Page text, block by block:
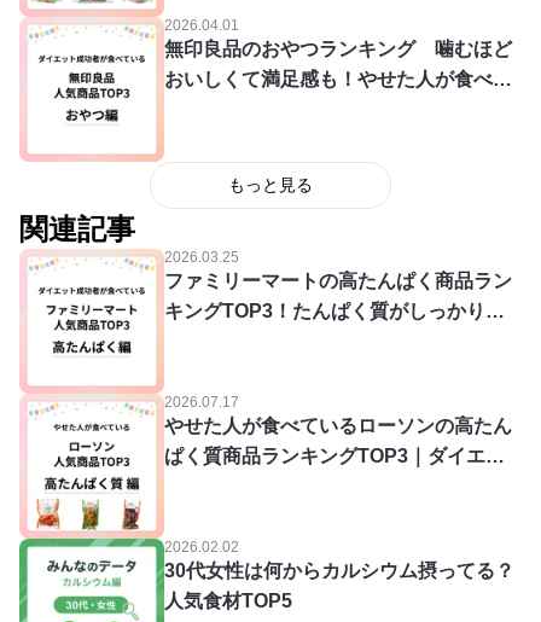
2026.04.01
無印良品のおやつランキング 噛むほど
おいしくて満足感も！やせた人が食べて
もっと見る
関連記事
2026.03.25
ファミリーマートの高たんぱく商品ラン
キングTOP3！たんぱく質がしっかり摂
2026.07.17
やせた人が食べているローソンの高たん
ぱく質商品ランキングTOP3｜ダイエッ
2026.02.02
30代女性は何からカルシウム摂ってる？
人気食材TOP5